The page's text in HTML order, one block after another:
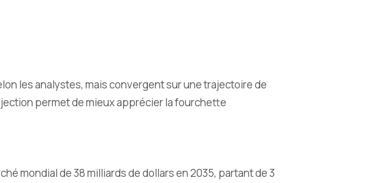
les analystes, mais convergent sur une trajectoire de
permet de mieux apprécier la fourchette
mondial de 38 milliards de dollars en 2035, partant de 3